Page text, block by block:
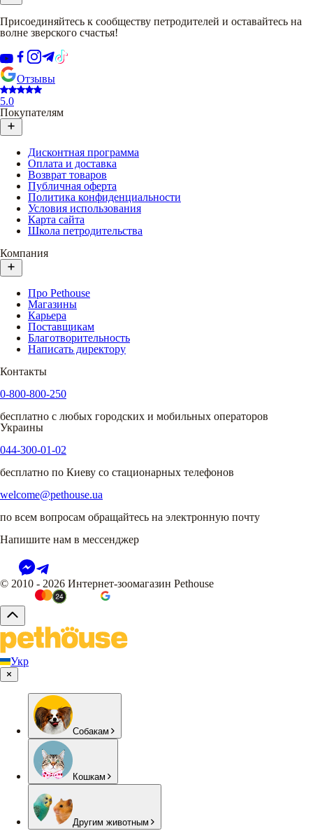
Присоединяйтесь к сообществу петродителей и оставайтесь на
волне зверского счастья!
Отзывы
5.0
Покупателям
Дисконтная программа
Оплата и доставка
Возврат товаров
Публичная оферта
Политика конфиденциальности
Условия использования
Карта сайта
Школа петродительства
Компания
Про Pethouse
Магазины
Карьера
Поставщикам
Благотворительность
Написать директору
Контакты
0-800-800-250
бесплатно с любых городских и мобильных операторов
Украины
044-300-01-02
бесплатно по Киеву со стационарных телефонов
welcome@pethouse.ua
по всем вопросам обращайтесь на электронную почту
Напишите нам в мессенджер
© 2010 - 2026 Интернет-зоомагазин Pethouse
Укр
Собакам
Кошкам
Другим животным